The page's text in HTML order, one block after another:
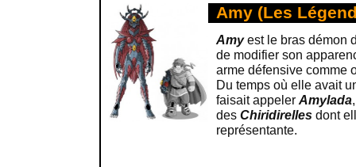
Amy (Les
Amyest le bras démon
de modifier son
arme défensive comme
Du temps où elle avait
faisait appeler Amylada
des Chiridirelles dont
représentante.